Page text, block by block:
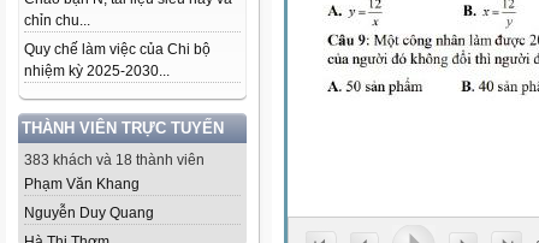
chỉn chu...
Quy chế làm việc của Chi bộ
nhiệm kỳ 2025-2030...
THÀNH VIÊN TRỰC TUYẾN
383 khách và 18 thành viên
Phạm Văn Khang
Nguyễn Duy Quang